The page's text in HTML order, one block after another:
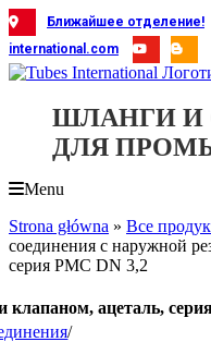
Skip
to
content
Ближайшее отделение!
international.com
ШЛАНГИ И
ДЛЯ
Menu
Strona główna » Все
соединения с наружной
серия PMC DN 3,2
клапаном, ацеталь,
/